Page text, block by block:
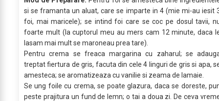
si se framanta un aluat, care se imparte in 4 (mie mi-au iesit
foi, mai maricele); se intind foi care se coc pe dosul tavii,
foarte mult (la cuptorul meu au mers cam 12 minute, daca
lasam mai mult se maroneau prea tare).
Pentru crema se freaca margarina cu zaharul; se
treptat fiertura de gris, facuta din cele 4 linguri de gris si apa,
amesteca; se aromatizeaza cu vanilie si zeama de lamaie.
Se ung foile cu crema, se poate glazura, daca se doreste,
peste prajitura un fund de lemn; o tai a doua zi. De ceva